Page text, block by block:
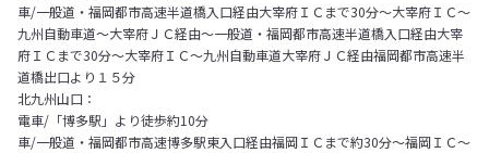
車/一般道・福岡都市高速半道橋入口経由大宰府ＩＣまで30分～大宰府ＩＣ～
九州自動車道～大宰府ＪＣ経由～一般道・福岡都市高速半道橋入口経由大宰
府ＩＣまで30分～大宰府ＩＣ～九州自動車道大宰府ＪＣ経由福岡都市高速半
道橋出口より１５分
北九州山口：
電車/「博多駅」より徒歩約10分
車/一般道・福岡都市高速博多駅東入口経由福岡ＩＣまで約30分～福岡ＩＣ～